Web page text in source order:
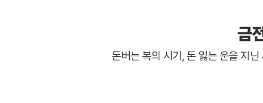
금
돈버는 복의 시기, 돈 잃는 운을 지닌